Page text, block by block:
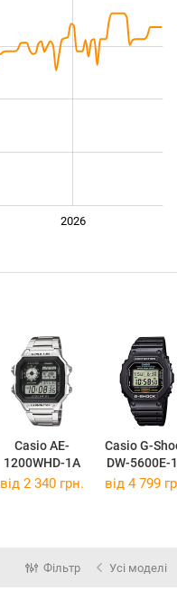
2026
Casio AE-
1200WHD-1A
Casio G-
DW-5600E-
від 2 340 грн. від 4 799
Фільтр Усі моделі